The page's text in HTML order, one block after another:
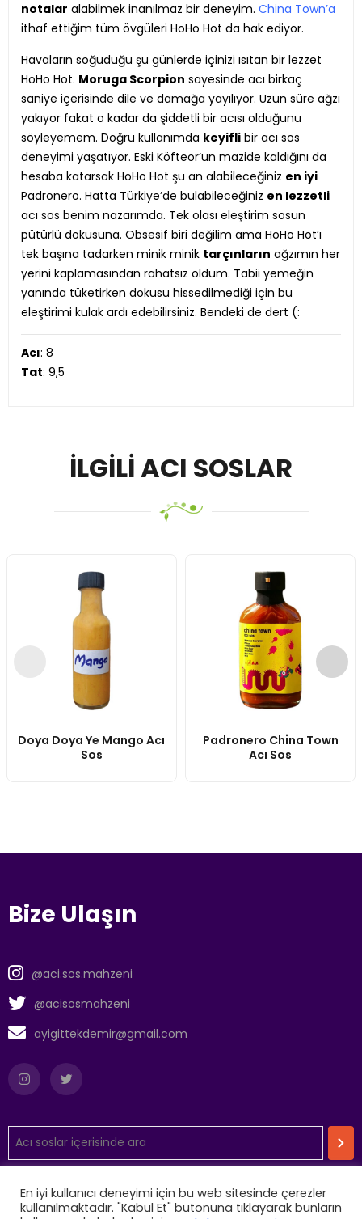
notalar alabilmek inanılmaz bir deneyim. China Town’a
ithaf ettiğim tüm övgüleri HoHo Hot da hak ediyor.
Havaların soğuduğu şu günlerde içinizi ısıtan bir lezzet
HoHo Hot. Moruga Scorpion sayesinde acı birkaç
saniye içerisinde dile ve damağa yayılıyor. Uzun süre ağzı
yakıyor fakat o kadar da şiddetli bir acısı olduğunu
söyleyemem. Doğru kullanımda keyifli bir acı sos
deneyimi yaşatıyor. Eski Köfteor’un mazide kaldığını da
hesaba katarsak HoHo Hot şu an alabileceğiniz en iyi
Padronero. Hatta Türkiye’de bulabileceğiniz en lezzetli
acı sos benim nazarımda. Tek olası eleştirim sosun
pütürlü dokusuna. Obsesif biri değilim ama HoHo Hot’ı
tek başına tadarken minik minik tarçınların ağzımın her
yerini kaplamasından rahatsız oldum. Tabii yemeğin
yanında tüketirken dokusu hissedilmediği için bu
eleştirimi kulak ardı edebilirsiniz. Bendeki de dert (:
Acı: 8
Tat: 9,5
İLGILI ACI SOSLAR
Doya Doya Ye Mango Acı
Sos
Padronero China Town
Acı Sos
Bize Ulaşın
@aci.sos.mahzeni
@acisosmahzeni
ayigittekdemir@gmail.com
Aydınlatma Metni
En iyi kullanıcı deneyimi için bu web sitesinde çerezler
kullanılmaktadır. "Kabul Et" butonuna tıklayarak bunların